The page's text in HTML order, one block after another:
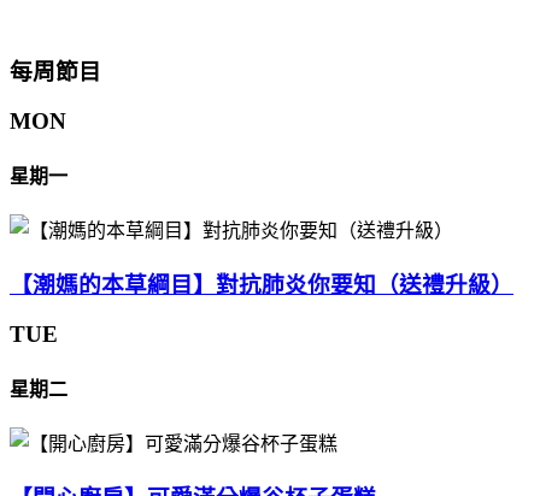
每周節目
MON
星期一
【潮媽的本草綱目】對抗肺炎你要知（送禮升級）
TUE
星期二